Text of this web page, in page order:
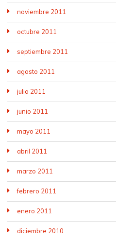
noviembre 2011
octubre 2011
septiembre 2011
agosto 2011
julio 2011
junio 2011
mayo 2011
abril 2011
marzo 2011
febrero 2011
enero 2011
diciembre 2010